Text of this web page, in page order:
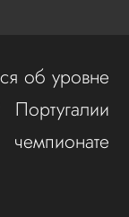
об уровне